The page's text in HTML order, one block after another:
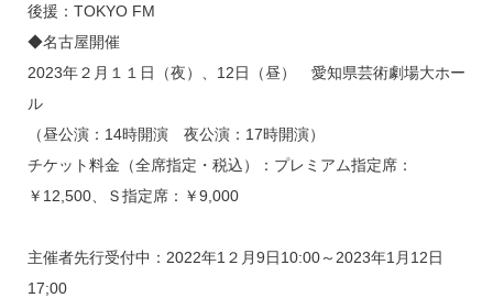
後援：TOKYO FM
◆名古屋開催
2023年２月１１日（夜）、12日（昼） 愛知県芸術劇場大ホー
ル
（昼公演：14時開演 夜公演：17時開演）
チケット料金（全席指定・税込）：プレミアム指定席：
￥12,500、Ｓ指定席：￥9,000
主催者先行受付中：2022年1２月9日10:00～2023年1月12日
17;00